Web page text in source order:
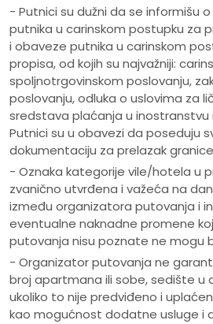
- Putnici su dužni da se informišu
putnika u carinskom postupku za
i obaveze putnika u carinskom
propisa, od kojih su najvažniji:
spoljnotrgovinskom poslovanju,
poslovanju, odluka o uslovima za
sredstava plaćanja u inostranstvu
Putnici su u obavezi da poseduju
dokumentaciju za prelazak
- Oznaka kategorije vile/hotela u
zvanično utvrđena i važeća na
između organizatora putovanja i
eventualne naknadne promene
putovanja nisu poznate ne mogu
- Organizator putovanja ne
broj apartmana ili sobe, sedište u
ukoliko to nije predviđeno i
kao mogućnost dodatne usluge i